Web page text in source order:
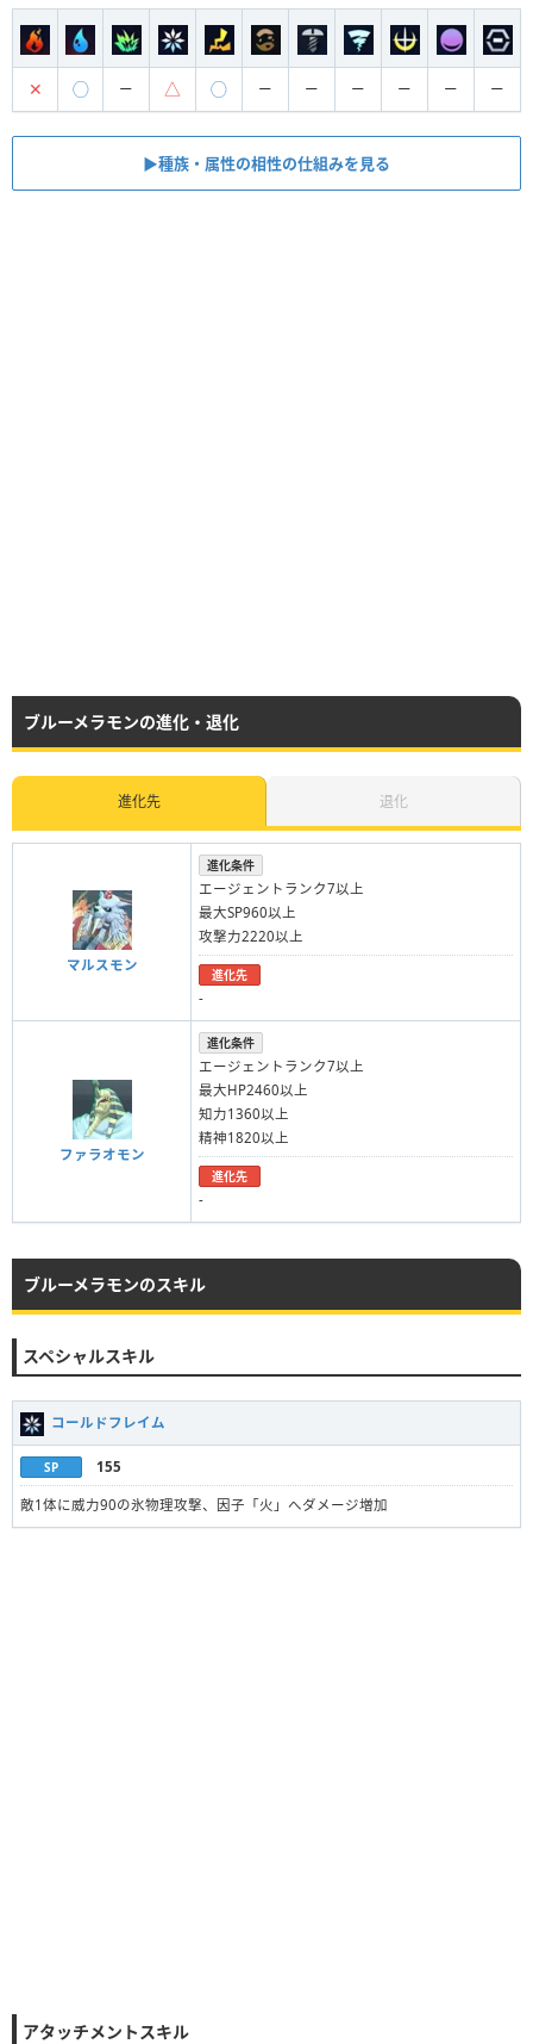
✕ ◯ ー △ ◯ ー ー ー ー ー ー
▶︎種族・属性の相性の仕組みを見る
ブルーメラモンの進化・退化
進化先 退化
マルスモン
進化条件
エージェントランク7以上
最大SP960以上
攻撃力2220以上
進化先
-
ファラオモン
進化条件
エージェントランク7以上
最大HP2460以上
知力1360以上
精神1820以上
進化先
-
ブルーメラモンのスキル
スペシャルスキル
コールドフレイム
SP 155
敵1体に威力90の氷物理攻撃、因子「火」へダメージ増加
アタッチメントスキル